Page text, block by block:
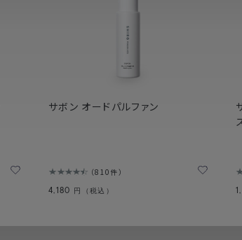
サボン オードパルファン
810件
4,180 円（税込）